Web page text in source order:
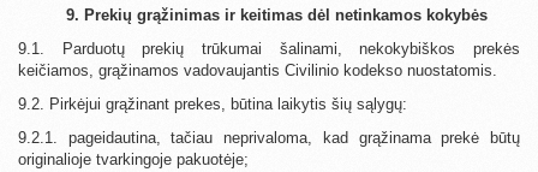
9. Prekių grąžinimas ir keitimas dėl netinkamos kokybės
9.1. Parduotų prekių trūkumai šalinami, nekokybiškos prekės
keičiamos, grąžinamos vadovaujantis Civilinio kodekso nuostatomis.
9.2. Pirkėjui grąžinant prekes, būtina laikytis šių sąlygų:
9.2.1. pageidautina, tačiau neprivaloma, kad grąžinama prekė būtų
originalioje tvarkingoje pakuotėje;